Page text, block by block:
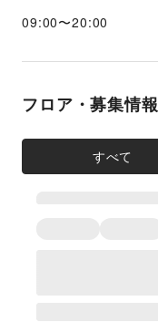
09:00〜20:00
フロア・募集情報
すべて